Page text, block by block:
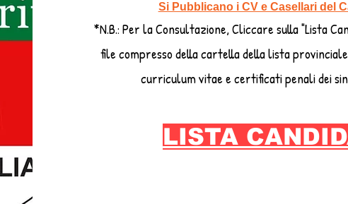
Si Pubblicano i CV e Casellari del
*N.B.: Per la Consultazione, Cliccare sulla "Lista
file compresso della cartella della lista
curriculum vitae e certificati penali dei
LISTA